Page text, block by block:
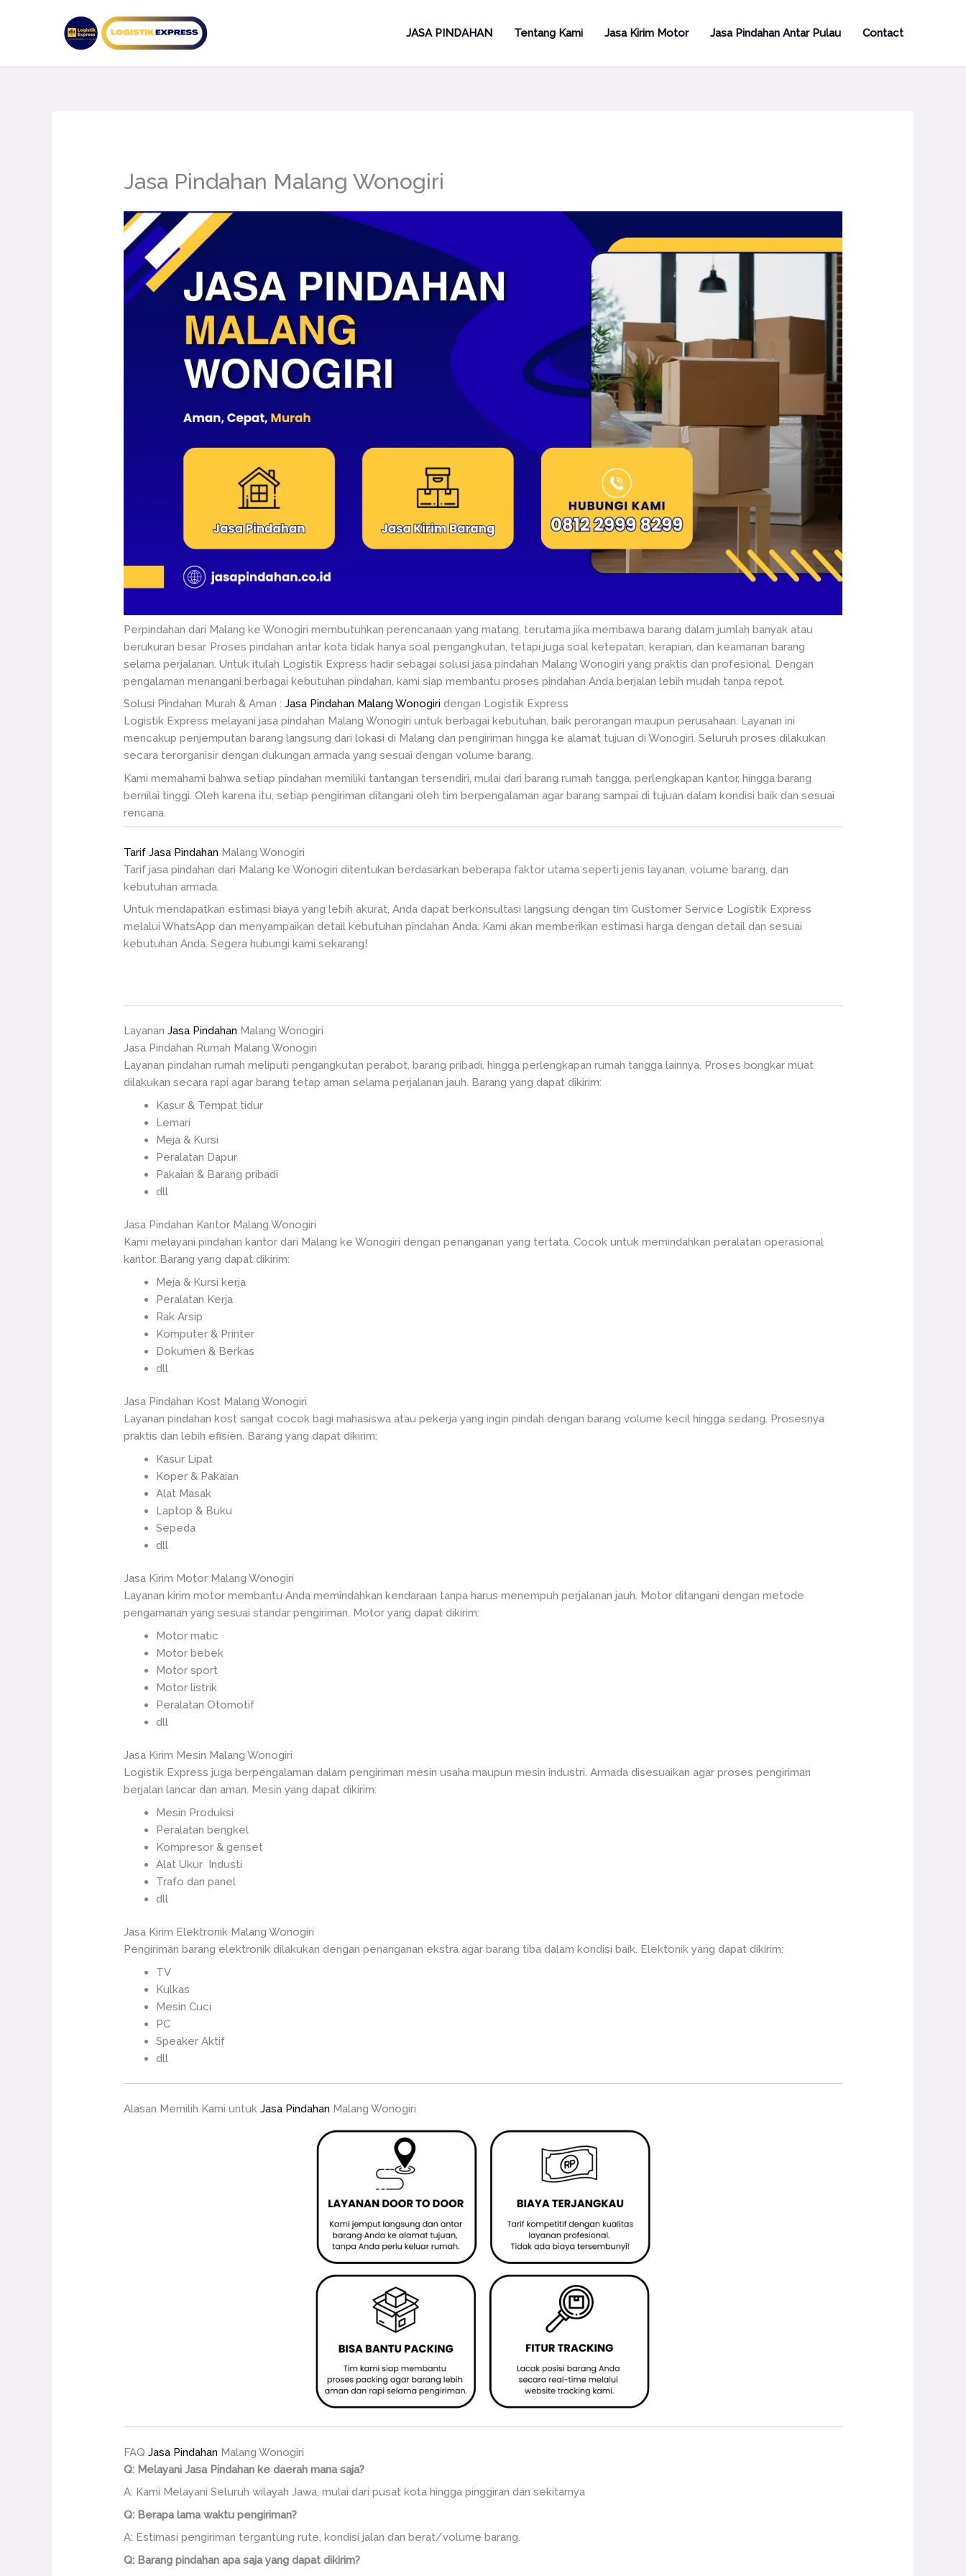
JASA PINDAHAN Tentang Kami Jasa Kirim Motor Jasa Pindahan Antar Pulau Contact
Jasa Pindahan Malang Wonogiri
Perpindahan dari Malang ke Wonogiri membutuhkan perencanaan yang matang, terutama jika membawa barang dalam jumlah banyak atau
berukuran besar. Proses pindahan antar kota tidak hanya soal pengangkutan, tetapi juga soal ketepatan, kerapian, dan keamanan barang
selama perjalanan. Untuk itulah Logistik Express hadir sebagai solusi jasa pindahan Malang Wonogiri yang praktis dan profesional. Dengan
pengalaman menangani berbagai kebutuhan pindahan, kami siap membantu proses pindahan Anda berjalan lebih mudah tanpa repot.
Solusi Pindahan Murah & Aman :Jasa Pindahan Malang Wonogiri dengan Logistik Express
Logistik Express melayani jasa pindahan Malang Wonogiri untuk berbagai kebutuhan, baik perorangan maupun perusahaan. Layanan ini
mencakup penjemputan barang langsung dari lokasi di Malang dan pengiriman hingga ke alamat tujuan di Wonogiri. Seluruh proses dilakukan
secara terorganisir dengan dukungan armada yang sesuai dengan volume barang.
Kami memahami bahwa setiap pindahan memiliki tantangan tersendiri, mulai dari barang rumah tangga, perlengkapan kantor, hingga barang
bernilai tinggi. Oleh karena itu, setiap pengiriman ditangani oleh tim berpengalaman agar barang sampai di tujuan dalam kondisi baik dan sesuai
rencana.
Tarif Jasa Pindahan Malang Wonogiri
Tarif jasa pindahan dari Malang ke Wonogiri ditentukan berdasarkan beberapa faktor utama seperti jenis layanan, volume barang, dan
kebutuhan armada.
Untuk mendapatkan estimasi biaya yang lebih akurat, Anda dapat berkonsultasi langsung dengan tim Customer Service Logistik Express
melalui WhatsApp dan menyampaikan detail kebutuhan pindahan Anda. Kami akan memberikan estimasi harga dengan detail dan sesuai
kebutuhan Anda. Segera hubungi kami sekarang!
LayananJasa Pindahan Malang Wonogiri
Jasa Pindahan Rumah Malang Wonogiri
Layanan pindahan rumah meliputi pengangkutan perabot, barang pribadi, hingga perlengkapan rumah tangga lainnya. Proses bongkar muat
dilakukan secara rapi agar barang tetap aman selama perjalanan jauh. Barang yang dapat dikirim:
Kasur & Tempat tidur
Lemari
Meja & Kursi
Peralatan Dapur
Pakaian & Barang pribadi
dll
Jasa Pindahan Kantor Malang Wonogiri
Kami melayani pindahan kantor dari Malang ke Wonogiri dengan penanganan yang tertata. Cocok untuk memindahkan peralatan operasional
kantor. Barang yang dapat dikirim:
Meja & Kursi kerja
Peralatan Kerja
Rak Arsip
Komputer & Printer
Dokumen & Berkas
dll
Jasa Pindahan Kost Malang Wonogiri
Layanan pindahan kost sangat cocok bagi mahasiswa atau pekerja yang ingin pindah dengan barang volume kecil hingga sedang. Prosesnya
praktis dan lebih efisien. Barang yang dapat dikirim:
Kasur Lipat
Koper & Pakaian
Alat Masak
Laptop & Buku
Sepeda
dll
Jasa Kirim Motor Malang Wonogiri
Layanan kirim motor membantu Anda memindahkan kendaraan tanpa harus menempuh perjalanan jauh. Motor ditangani dengan metode
pengamanan yang sesuai standar pengiriman. Motor yang dapat dikirim:
Motor matic
Motor bebek
Motor sport
Motor listrik
Peralatan Otomotif
dll
Jasa Kirim Mesin Malang Wonogiri
Logistik Express juga berpengalaman dalam pengiriman mesin usaha maupun mesin industri. Armada disesuaikan agar proses pengiriman
berjalan lancar dan aman. Mesin yang dapat dikirim:
Mesin Produksi
Peralatan bengkel
Kompresor & genset
Alat Ukur Industi
Trafo dan panel
dll
Jasa Kirim Elektronik Malang Wonogiri
Pengiriman barang elektronik dilakukan dengan penanganan ekstra agar barang tiba dalam kondisi baik. Elektonik yang dapat dikirim:
TV
Kulkas
Mesin Cuci
PC
Speaker Aktif
dll
Alasan Memilih Kami untukJasa Pindahan Malang Wonogiri
FAQJasa Pindahan Malang Wonogiri
Q: Melayani Jasa Pindahan ke daerah mana saja?
A: Kami Melayani Seluruh wilayah Jawa, mulai dari pusat kota hingga pinggiran dan sekitarnya
Q: Berapa lama waktu pengiriman?
A: Estimasi pengiriman tergantung rute, kondisi jalan dan berat/volume barang.
Q: Barang pindahan apa saja yang dapat dikirim?